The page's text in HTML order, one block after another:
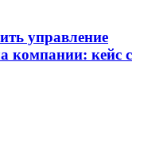
управление
компании: кейс с